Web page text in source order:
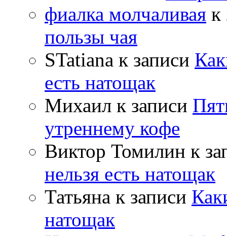
фиалка молчаливая к
пользы чая
STatiana к записи
есть натощак
Михаил к записи
утреннему кофе
Виктор Томилин к
нельзя есть натощак
Татьяна к записи
натощак